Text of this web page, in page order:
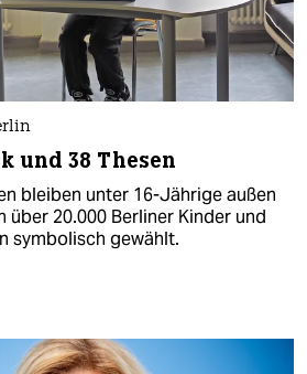
und 38 Thesen
bleiben unter 16-Jährige außen
über 20.000 Berliner Kinder und
symbolisch gewählt.